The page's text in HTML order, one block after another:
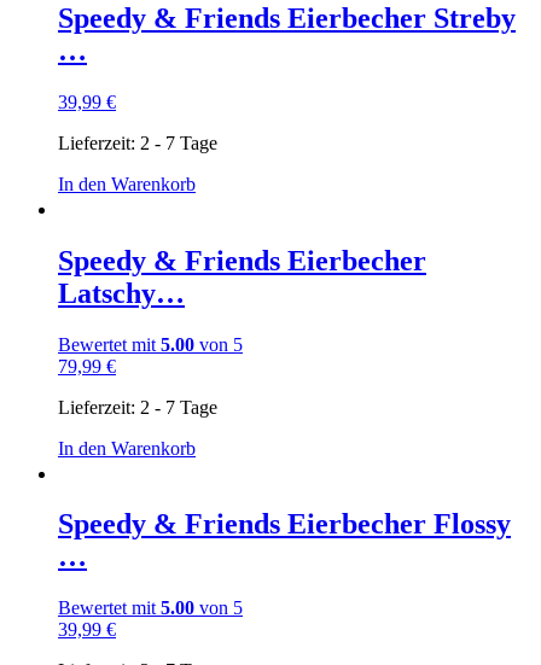
Speedy & Friends Eierbecher Streby
…
39,99 €
Lieferzeit: 2 - 7 Tage
In den Warenkorb
Speedy & Friends Eierbecher
Latschy…
Bewertet mit 5.00 von 5
79,99 €
Lieferzeit: 2 - 7 Tage
In den Warenkorb
Speedy & Friends Eierbecher Flossy
…
Bewertet mit 5.00 von 5
39,99 €